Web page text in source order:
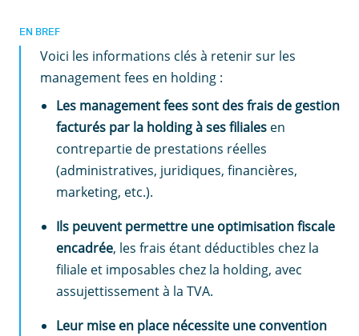
EN BREF
Voici les informations clés à retenir sur les
management fees en holding :
Les management fees sont des frais de gestion
facturés par la holding à ses filiales en
contrepartie de prestations réelles
(administratives, juridiques, financières,
marketing, etc.).
Ils peuvent permettre une optimisation fiscale
encadrée, les frais étant déductibles chez la
filiale et imposables chez la holding, avec
assujettissement à la TVA.
Leur mise en place nécessite une convention